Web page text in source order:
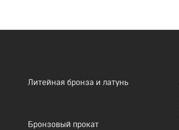
Литейная бронза и латунь
Бронзовый прокат